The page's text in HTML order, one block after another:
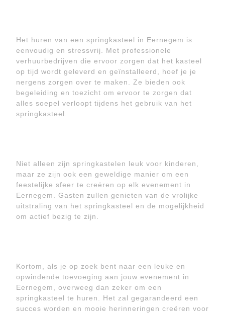
Het huren van een springkasteel in Eernegem is
eenvoudig en stressvrij. Met professionele
verhuurbedrijven die ervoor zorgen dat het kasteel
op tijd wordt geleverd en geïnstalleerd, hoef je je
nergens zorgen over te maken. Ze bieden ook
begeleiding en toezicht om ervoor te zorgen dat
alles soepel verloopt tijdens het gebruik van het
springkasteel.
Niet alleen zijn springkastelen leuk voor kinderen,
maar ze zijn ook een geweldige manier om een
feestelijke sfeer te creëren op elk evenement in
Eernegem. Gasten zullen genieten van de vrolijke
uitstraling van het springkasteel en de mogelijkheid
om actief bezig te zijn.
Kortom, als je op zoek bent naar een leuke en
opwindende toevoeging aan jouw evenement in
Eernegem, overweeg dan zeker om een
springkasteel te huren. Het zal gegarandeerd een
succes worden en mooie herinneringen creëren voor